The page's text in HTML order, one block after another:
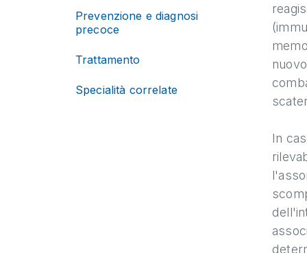
Prevenzione e diagnosi
precoce
Trattamento
Specialità correlate
In